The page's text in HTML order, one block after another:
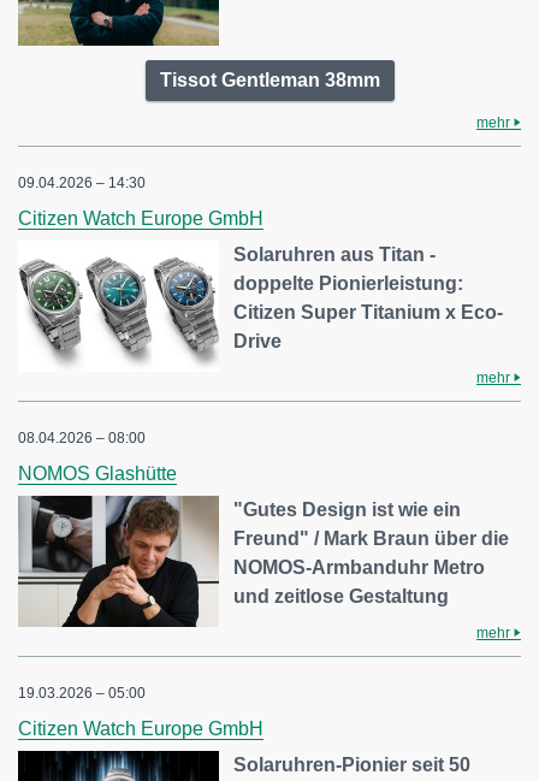
Tissot Gentleman 38mm
mehr
09.04.2026 – 14:30
Citizen Watch Europe GmbH
Solaruhren aus Titan -
doppelte Pionierleistung:
Citizen Super Titanium x Eco-
Drive
mehr
08.04.2026 – 08:00
NOMOS Glashütte
"Gutes Design ist wie ein
Freund" / Mark Braun über die
NOMOS-Armbanduhr Metro
und zeitlose Gestaltung
mehr
19.03.2026 – 05:00
Citizen Watch Europe GmbH
Solaruhren-Pionier seit 50